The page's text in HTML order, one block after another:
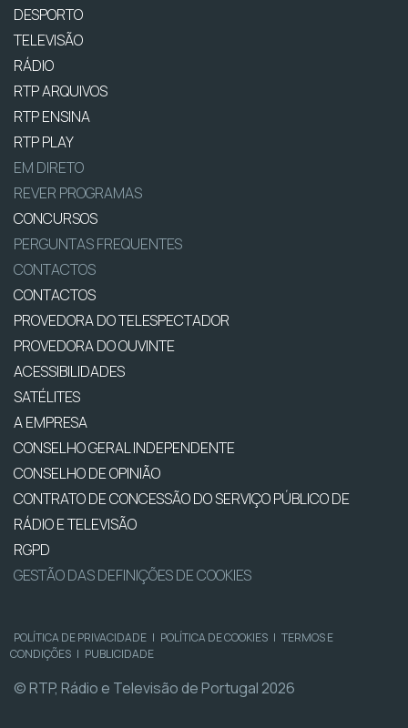
DESPORTO
TELEVISÃO
RÁDIO
RTP ARQUIVOS
RTP ENSINA
RTP PLAY
EM DIRETO
REVER PROGRAMAS
CONCURSOS
PERGUNTAS FREQUENTES
CONTACTOS
CONTACTOS
PROVEDORA DO TELESPECTADOR
PROVEDORA DO OUVINTE
ACESSIBILIDADES
SATÉLITES
A EMPRESA
CONSELHO GERAL INDEPENDENTE
CONSELHO DE OPINIÃO
CONTRATO DE CONCESSÃO DO SERVIÇO PÚBLICO DE
RÁDIO E TELEVISÃO
RGPD
GESTÃO DAS DEFINIÇÕES DE COOKIES
POLÍTICA DE PRIVACIDADE | POLÍTICA DE COOKIES | TERMOS E
CONDIÇÕES | PUBLICIDADE
© RTP, Rádio e Televisão de Portugal 2026